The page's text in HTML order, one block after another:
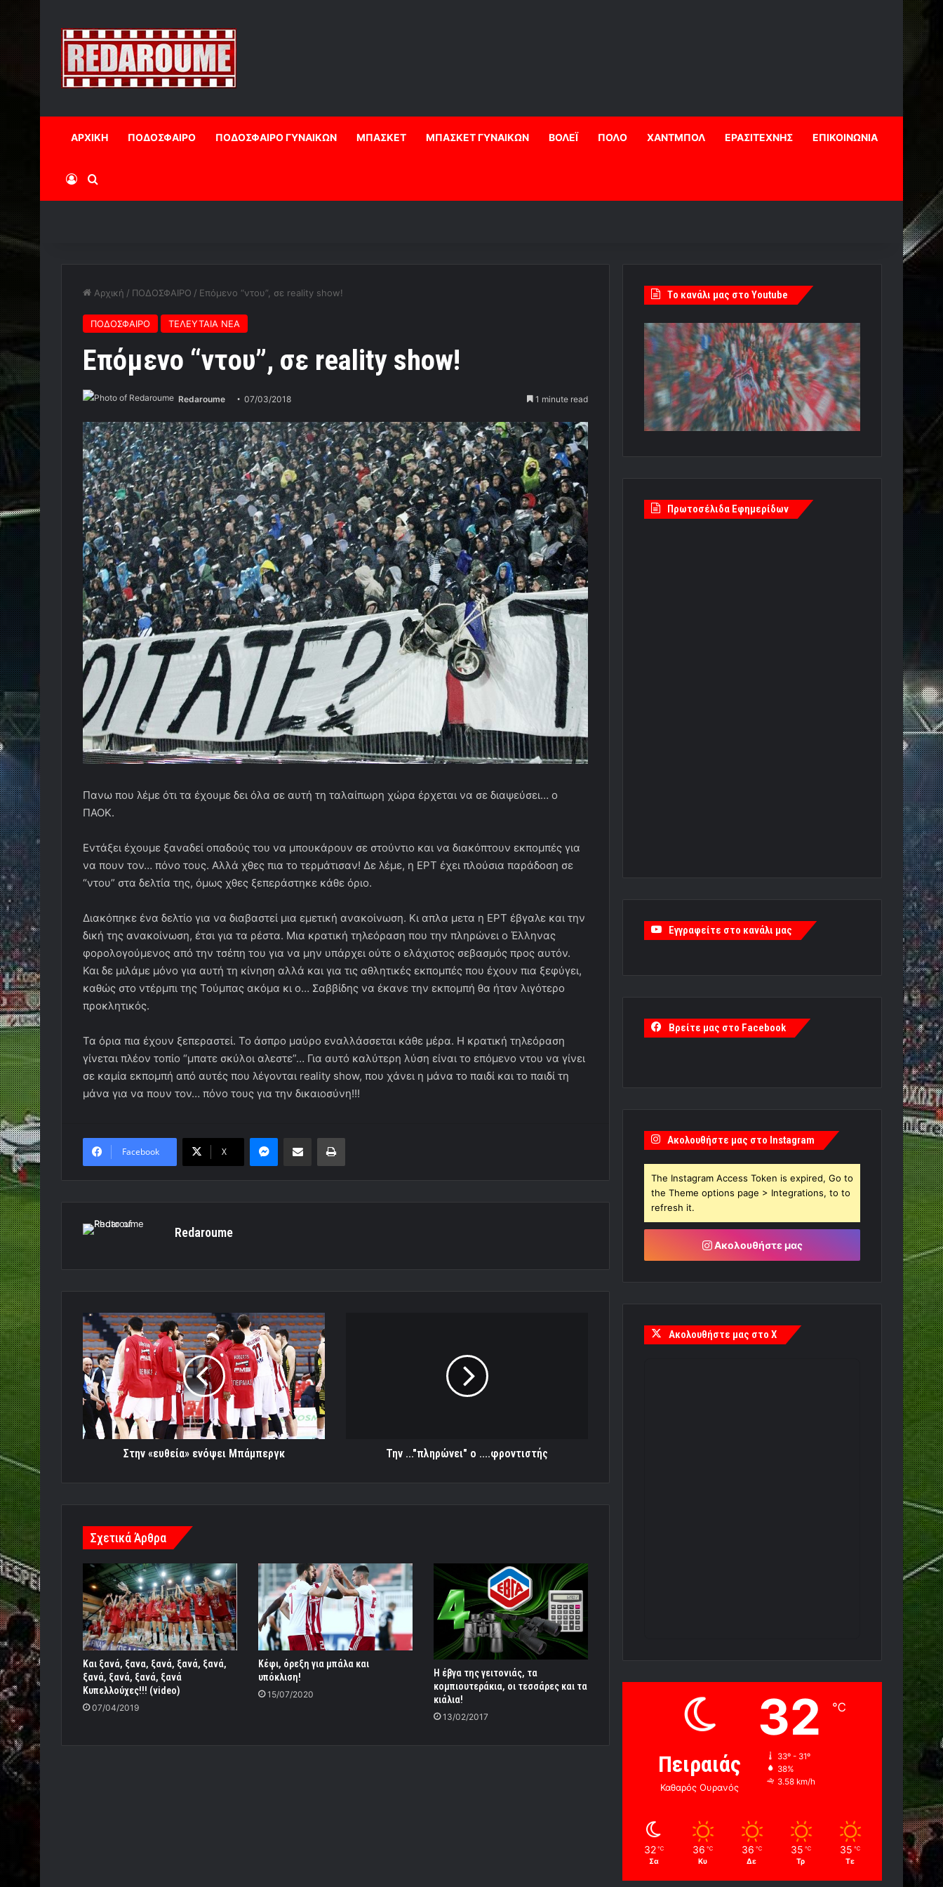
ΑΡΧΙΚΗ ΠΟΔΟΣΦΑΙΡΟ ΠΟΔΟΣΦΑΙΡΟ ΓΥΝΑΙΚΩΝ ΜΠΑΣΚΕΤ ΜΠΑΣΚΕΤ ΓΥΝΑΙΚΩΝ ΒΟΛΕΪ ΠΟΛΟ ΧΑΝΤΜΠΟΛ ΕΡΑΣΙΤΕΧΝΗΣ ΕΠΙΚΟΙΝΩΝΙΑ
Log InΑναζήτηση
Αρχική / ΠΟΔΟΣΦΑΙΡΟ / Επόμενο “ντου”, σε reality show!
ΠΟΔΟΣΦΑΙΡΟ ΤΕΛΕΥΤΑΙΑ ΝΕΑ
Επόμενο “ντου”, σε reality show!
Redaroume 07/03/2018 1 minute read
Πανω που λέμε ότι τα έχουμε δει όλα σε αυτή τη ταλαίπωρη χώρα έρχεται να σε διαψεύσει… ο
ΠΑΟΚ.
Εντάξει έχουμε ξαναδεί οπαδούς του να μπουκάρουν σε στούντιο και να διακόπτουν εκπομπές για
να πουν τον… πόνο τους. Αλλά χθες πια το τερμάτισαν! Δε λέμε, η ΕΡΤ έχει πλούσια παράδοση σε
“ντου” στα δελτία της, όμως χθες ξεπεράστηκε κάθε όριο.
Διακόπηκε ένα δελτίο για να διαβαστεί μια εμετική ανακοίνωση. Κι απλα μετα η ΕΡΤ έβγαλε και την
δική της ανακοίνωση, έτσι για τα ρέστα. Μια κρατική τηλεόραση που την πληρώνει ο Έλληνας
φορολογούμενος από την τσέπη του για να μην υπάρχει ούτε ο ελάχιστος σεβασμός προς αυτόν.
Και δε μιλάμε μόνο για αυτή τη κίνηση αλλά και για τις αθλητικές εκπομπές που έχουν πια ξεφύγει,
καθώς στο ντέρμπι της Τούμπας ακόμα κι ο… Σαββίδης να έκανε την εκπομπή θα ήταν λιγότερο
προκλητικός.
Τα όρια πια έχουν ξεπεραστεί. Το άσπρο μαύρο εναλλάσσεται κάθε μέρα. Η κρατική τηλεόραση
γίνεται πλέον τοπίο “μπατε σκύλοι αλεστε”… Για αυτό καλύτερη λύση είναι το επόμενο ντου να γίνει
σε καμία εκπομπή από αυτές που λέγονται reality show, που χάνει η μάνα το παιδί και το παιδί τη
μάνα για να πουν τον… πόνο τους για την δικαιοσύνη!!!
Facebook X
MessengerΚοινοποίηση μέσω ηλεκτρονικού ταχυδρομείουΕκτύπωση
Redaroume
Στην
«ευθεία»
ενόψει
Μπάμπεργκ
Στην «ευθεία» ενόψει Μπάμπεργκ Την ..."πληρώνει" ο ....φροντιστής
Σχετικά Άρθρα
Και ξανά, ξανα, ξανά, ξανά, ξανά,
ξανά, ξανά, ξανά, ξανά
Κυπελλούχες!!! (video)
07/04/2019
Κέφι, όρεξη για μπάλα και
υπόκλιση!
15/07/2020
Η έβγα της γειτονιάς, τα
κομπιουτεράκια, οι τεσσάρες και τα
κιάλια!
13/02/2017
Tο κανάλι μας στο Youtube
Πρωτοσέλιδα Εφημερίδων
Εγγραφείτε στο κανάλι μας
Βρείτε μας στο Facebook
Ακολουθήστε μας στο Instagram
The Instagram Access Token is expired, Go to
the Theme options page > Integrations, to to
refresh it.
Ακολουθήστε μας
Ακολουθήστε μας στο X
Πειραιάς
Καθαρός Ουρανός
32 ℃
33º - 31º
38%
3.58 km/h
32 ℃
Σα
36 ℃
Κυ
36 ℃
Δε
35 ℃
Τρ
35 ℃
Τε